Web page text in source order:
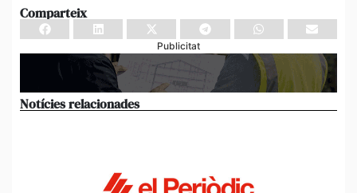
Comparteix
Publicitat
Notícies relacionades